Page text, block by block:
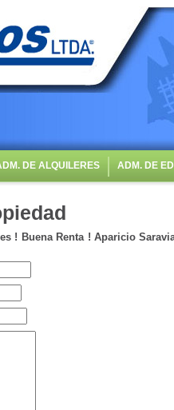
DE ALQUILERES ADM. DE
! Buena Renta ! Aparicio